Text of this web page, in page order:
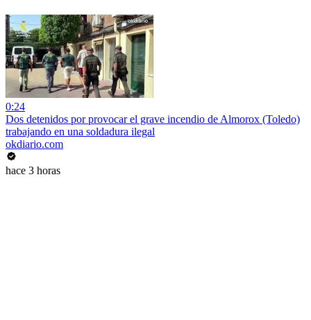
0:24
Dos detenidos por provocar el grave incendio de Almorox (Toledo)
trabajando en una soldadura ilegal
okdiario.com
hace 3 horas